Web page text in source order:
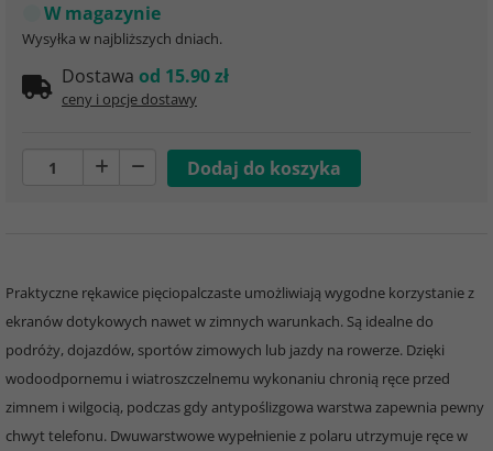
W magazynie
Wysyłka w najbliższych dniach.
Dostawa od 15.90 zł
ceny i opcje dostawy
Praktyczne rękawice pięciopalczaste umożliwiają wygodne korzystanie z
ekranów dotykowych nawet w zimnych warunkach. Są idealne do
podróży, dojazdów, sportów zimowych lub jazdy na rowerze. Dzięki
wodoodpornemu i wiatroszczelnemu wykonaniu chronią ręce przed
zimnem i wilgocią, podczas gdy antypoślizgowa warstwa zapewnia pewny
chwyt telefonu. Dwuwarstwowe wypełnienie z polaru utrzymuje ręce w